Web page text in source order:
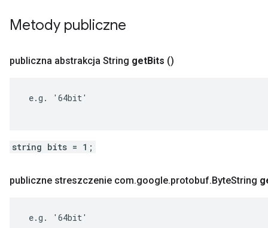
Metody publiczne
publiczna abstrakcja String getBits ()
e.g. '64bit'
string bits = 1;
publiczne streszczenie com.google.protobuf.ByteString
e.g. '64bit'